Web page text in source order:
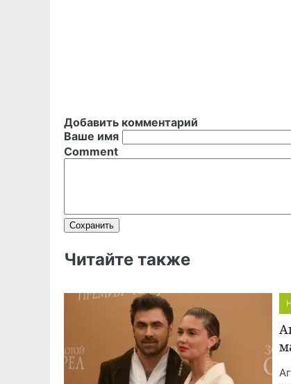
Добавить комментарий
Ваше имя
Comment
Читайте также